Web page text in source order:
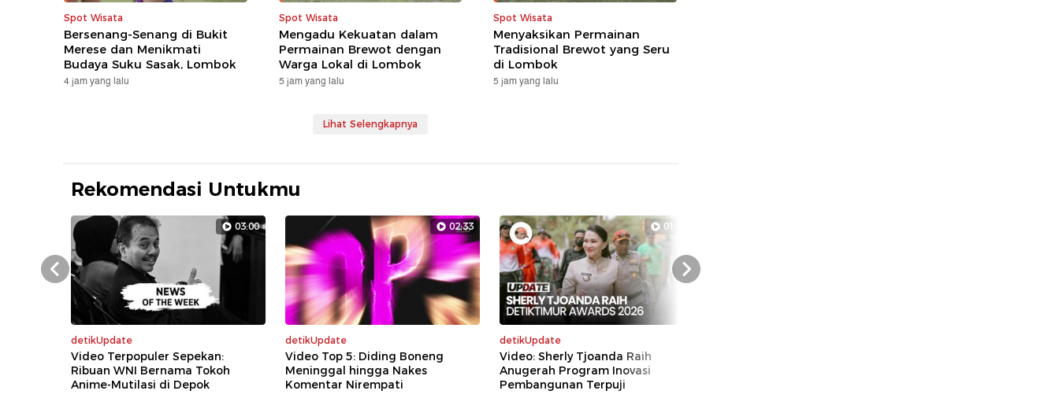
Spot Wisata
Bersenang-Senang di Bukit
Merese dan Menikmati
Budaya Suku Sasak, Lombok
4 jam yang lalu
Spot Wisata
Mengadu Kekuatan dalam
Permainan Brewot dengan
Warga Lokal di Lombok
5 jam yang lalu
Spot Wisata
Menyaksikan Permainan
Tradisional Brewot yang Seru
di Lombok
5 jam yang lalu
Lihat Selengkapnya
Rekomendasi Untukmu
03:00
detikUpdate
Video Terpopuler Sepekan:
Ribuan WNI Bernama Tokoh
Anime-Mutilasi di Depok
02:33
detikUpdate
Video Top 5: Diding Boneng
Meninggal hingga Nakes
Komentar Nirempati
01:07
detikUpdate
Video: Sherly Tjoanda Raih
Anugerah Program Inovasi
Pembangunan Terpuji
Prev Next